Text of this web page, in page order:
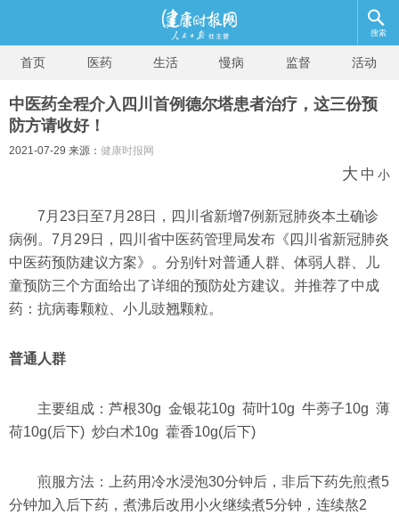
搜索
首页 医药 生活 慢病 监督 活动
中医药全程介入四川首例德尔塔患者治疗，这三份预
防方请收好！
2021-07-29 来源： 健康时报网
大 中 小
7月23日至7月28日，四川省新增7例新冠肺炎本土确诊
病例。7月29日，四川省中医药管理局发布《四川省新冠肺炎
中医药预防建议方案》。分别针对普通人群、体弱人群、儿
童预防三个方面给出了详细的预防处方建议。并推荐了中成
药：抗病毒颗粒、小儿豉翘颗粒。
普通人群
主要组成：芦根30g 金银花10g 荷叶10g 牛蒡子10g 薄
荷10g(后下) 炒白术10g 藿香10g(后下)
煎服方法：上药用冷水浸泡30分钟后，非后下药先煎煮5
分钟加入后下药，煮沸后改用小火继续煮5分钟，连续熬2